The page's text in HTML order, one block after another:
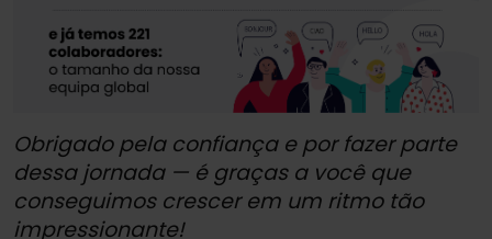
Obrigado pela confiança e por fazer parte
dessa jornada — é graças a você que
conseguimos crescer em um ritmo tão
impressionante!